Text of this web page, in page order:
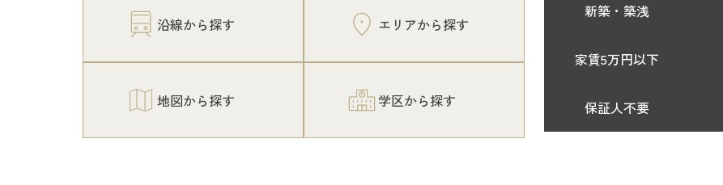
沿線から探す エリアから探す
地図から探す 学区から探す
新築・築浅
家賃5万円以下
保証人不要